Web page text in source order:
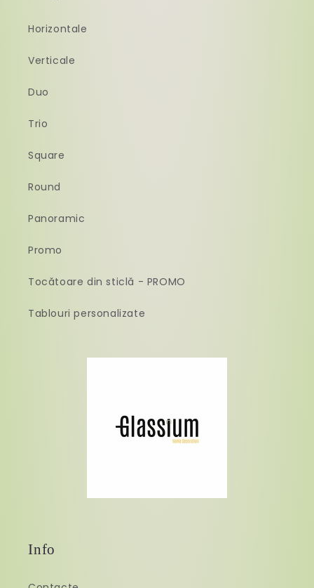
Horizontale
Verticale
Duo
Trio
Square
Round
Panoramic
Promo
Tocătoare din sticlă - PROMO
Tablouri personalizate
Info